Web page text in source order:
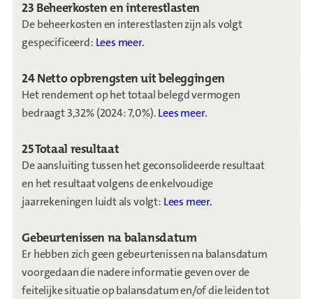
23 Beheerkosten en interestlasten
De beheerkosten en interestlasten zijn als volgt
gespecificeerd: Lees meer.
24 Netto opbrengsten uit beleggingen
Het rendement op het totaal belegd vermogen
bedraagt 3,32% (2024: 7,0%).Lees meer.
25 Totaal resultaat
De aansluiting tussen het geconsolideerde resultaat
en het resultaat volgens de enkelvoudige
jaarrekeningen luidt als volgt: Lees meer.
Gebeurtenissen na balansdatum
Er hebben zich geen gebeurtenissen na balansdatum
voorgedaan die nadere informatie geven over de
feitelijke situatie op balansdatum en/of die leiden tot